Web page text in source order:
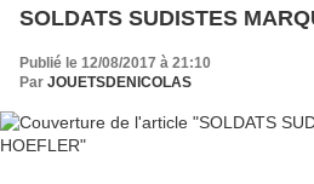
SOLDATS SUDISTES
Publié le 12/08/2017 à 21:10
Par JOUETSDENICOLAS